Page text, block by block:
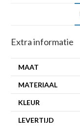
Extra informatie
MAAT
MATERIAAL
KLEUR
LEVERTIJD